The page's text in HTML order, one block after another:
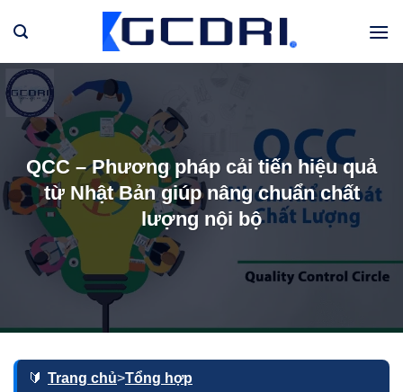
qua
dung
QCC – Phương pháp cải tiến hiệu quả
từ Nhật Bản giúp nâng chuẩn chất
lượng nội bộ
Trang chủ>Tổng hợp